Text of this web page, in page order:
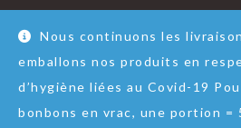
Nous continuons les
emballons nos produits en
d’hygiène liées au Covid-19
bonbons en vrac, une portion =
Nous contacter